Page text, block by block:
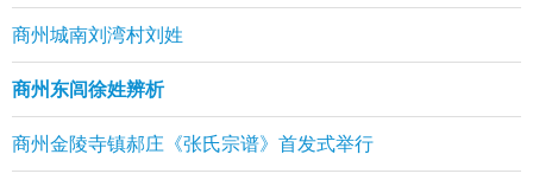
商州城南刘湾村刘姓
商州东闾徐姓辨析
商州金陵寺镇郝庄《张氏宗谱》首发式举行